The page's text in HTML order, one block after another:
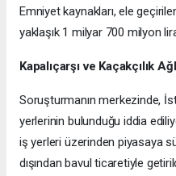
Emniyet kaynakları, ele
yaklaşık 1 milyar 700 milyon
Kapalıçarşı ve Kaçakçılık
Soruşturmanın merkezinde,
yerlerinin bulunduğu iddia
iş yerleri üzerinden piyasaya
dışından bavul ticaretiyle